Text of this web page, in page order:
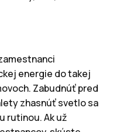
energie do takej
Zabudnúť pred
zhasnúť svetlo sa
rutinou. Ak už